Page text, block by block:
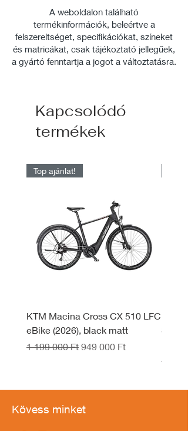
A weboldalon található
termékinformációk, beleértve a
felszereltséget, specifikációkat, színeket
és matricákat, csak tájékoztató jellegűek,
a gyártó fenntartja a jogot a változtatásra.
Kapcsolódó
termékek
Top ajánlat!
KTM Macina Cross CX 510 LFC
eBike (2026), black matt
Szokásos ár
1 199 000 Ft Akciós ár
949 000 Ft
1 599
Kövess minket